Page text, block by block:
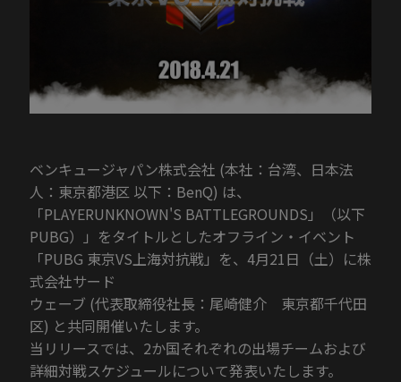
ベンキュージャパン株式会社 (本社：台湾、日本法
人：東京都港区 以下：BenQ) は、
「PLAYERUNKNOWN'S BATTLEGROUNDS」（以下
PUBG）」をタイトルとしたオフライン・イベント
「PUBG 東京VS上海対抗戦」を、4月21日（土）に株
式会社サード
ウェーブ (代表取締役社長：尾崎健介 東京都千代田
区) と共同開催いたします。
当リリースでは、2か国それぞれの出場チームおよび
詳細対戦スケジュールについて発表いたします。